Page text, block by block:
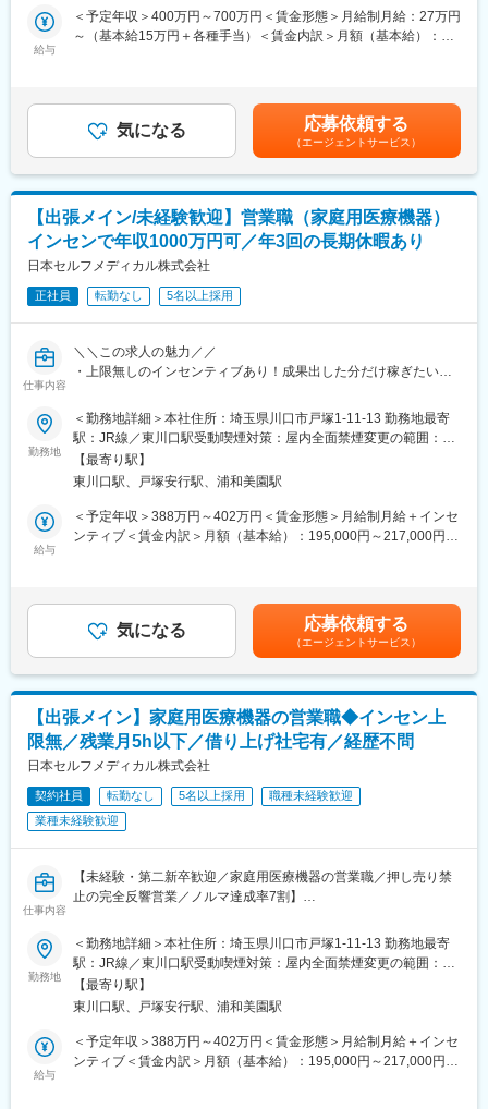
■研修について
■働き方に関して
基本的に直行直帰スタイルですので、柔軟な働き方が可能です。
等は滅多に発生しません。
■キャリアパス
部内でのキャリアパス以外にも、マーケティングやトレーニング
部隊、バックオフィスなどといった様々な職種へチャレンジでき
る社内公募制度がございます。また、女性活躍も推進しており、
出産・育休を経て復帰し活躍している社員もいます。
ト・販売 を行う仕事です。
毎日来場されるお客様の健康をサポートしながら、チームで売場
・イベント会場のブース設営（機材配置・ディスプレイなど）
・健康に関する簡単なヒアリング（肩こり、睡眠、姿勢など）
・家庭用医療機器の体験サポート（安全確認／使用方法案内）
・購入希望者へのご案内・成約後フォロー
※1日の来場者は平均450名
※売込型ではなく「悩みを聞いて寄り添う」スタイルです
【取り扱う製品】
コスモヘルス社製の家庭用医療機器「プレセンス」
（特許取得／市場トップシェア／安全性や信頼性が認められた確
かな商品）
※50～60代のお客様に人気
※「あなたがいたから買った」と言われることが多い仕事です
【働き方】
全国出張（4～5ヶ月同じ会場）※3週間以上の長期休暇を年2回取
得可能です！
出張費・住居・光熱費はすべて会社負担
で安心です◎）
過去入社者：元スポーツ選手、自衛隊、不動産営業、トレーナ
ー、介護、看護師など
【キャリアアップ】
最短半年～1年で店長へ（店舗責任者／プレイングマネージャー）
店長年収：1,000万～2,000万円超の実績あり
インセンティブ：年3回（売上の14～20%）
【やりがい】
・お客様の体調が良くなる瞬間を一緒に喜べる（杖不要／睡眠改
善／肩こり改善など多数の事例あり）
・イベント終わりに感謝の品（お花・果物）が届くことも！
・仲間と一緒に売場をつくり、成果を分かち合える
・成果が年収に直結 → 頑張りがそのまま収入になる
変更の範囲：会社の定める業務
給与
＜予定年収＞400万円～700万円＜賃金形態＞月給制月給：27万円
～（基本給15万円＋各種手当）＜賃金内訳＞月額（基本給）：
＞※経験・年齢・能力などを考慮の上決定※年3回、売上の14～
20％をインセンティブとして支給※現社員は入社後平均1年で店舗
責任者（店長）へ昇進し月給30万円以上＋歩合給、年収1000万円
以上のイメージです。※社員の年収例：入社2年目930万円／入社3
年目1420万円賃金はあくまでも目安の金額であり、選考を通じて
上下する可能性があります。月給(月額)は固定手当を含めた表記で
す。
気になる 応募依頼する
（エージェントサービス）
【出張メイン/未経験歓迎】営業職（家庭用医療機器）
インセンで年収1000万円可／年3回の長期休暇あり
日本セルフメディカル株式会社
正社員 転勤なし 5名以上採用
仕事内容
＼＼この求人の魅力／／
・上限無しのインセンティブあり！成果出した分だけ稼ぎたいご
・年3回、約2～3週間の長期休暇あり！まとまった休暇でプライ
ベートも充実させたい方におすすめです！
・やりがい◎利用されるお客様の喜びの声や感謝を直接聞けるお
仕事です！ご自身で提案した製品を通じてお客様の健康にも貢献
できます！
【業務内容】
■会場選定・企画：
・販売のための会場選定（デパート・ショッピングモールなど）
・イベント期間中の販促イベントの企画
■イベント運用：
・企画したイベントの実践／集客活動
・製品の体験：
1人20分程、製品の体験・効果実感をいただき、その間にお客様
のお悩みをお伺いします。
す。※押し売りではなく、反響営業に近い形です。
3か月ずつ各拠点でイベント運営を行います。ショッピングモール
などでお客様に製品体験をいただき、期間中、毎日体験いただき
徐々に効果を実感いただきます。
最終10日間で販売を行います。
【こんな方が活躍中！】
介護職や看護師、ジムのトレーナー、自衛隊、飲食店での接客な
勤務地
＜勤務地詳細＞本社住所：埼玉県川口市戸塚1-11-13 勤務地最寄
駅：JR線／東川口駅受動喫煙対策：屋内全面禁煙変更の範囲：会
社の定める事業所
【最寄り駅】
東川口駅、戸塚安行駅、浦和美園駅
給与
＜予定年収＞388万円～402万円＜賃金形態＞月給制月給＋インセ
ンティブ＜賃金内訳＞月額（基本給）：195,000円～217,000円そ
有＜残業手当＞有＜給与補足＞■上記年収は基本給＋残業代＋固定
手当の金額です。■インセンティブ有インセンティブに上限はな
く、販売実績×10%が支給されます。売り上げトップ3に入る方は
1000万円を稼がれている方もおります。■昇給有■賞与8月、１月
賃金はあくまでも目安の金額であり、選考を通じて上下する可能
性があります。月給(月額)は固定手当を含めた表記です。
気になる 応募依頼する
（エージェントサービス）
【出張メイン】家庭用医療機器の営業職◆インセン上
限無／残業月5h以下／借り上げ社宅有／経歴不問
日本セルフメディカル株式会社
契約社員 転勤なし 5名以上採用
職種未経験歓迎
業種未経験歓迎
仕事内容
【未経験・第二新卒歓迎／家庭用医療機器の営業職／押し売り禁
止の完全反響営業／ノルマ達成率7割】
■職務内容：
出張ベースで全国の一般消費者に対し、同社が開発・製造してい
る家庭用医療機器のプロモーション活動を担当します。各クール
（計3回、各3か月）毎に、プロモーション先（大型ショッピング
モール等）付近のWeeklyマンションを会社負担で借りることにな
ります。※出張先は選べません
勤務地
＜勤務地詳細＞本社住所：埼玉県川口市戸塚1-11-13 勤務地最寄
駅：JR線／東川口駅受動喫煙対策：屋内全面禁煙変更の範囲：会
社の定める事業所
【最寄り駅】
東川口駅、戸塚安行駅、浦和美園駅
給与
＜予定年収＞388万円～402万円＜賃金形態＞月給制月給＋インセ
ンティブ＜賃金内訳＞月額（基本給）：195,000円～217,000円そ